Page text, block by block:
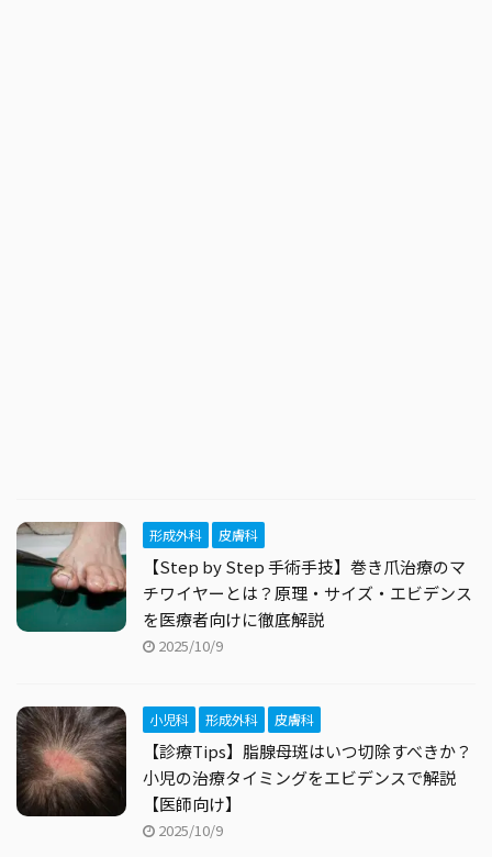
形成外科 皮膚科
【Step by Step 手術手技】巻き爪治療のマ
チワイヤーとは？原理・サイズ・エビデンス
を医療者向けに徹底解説
2025/10/9
小児科 形成外科 皮膚科
【診療Tips】脂腺母斑はいつ切除すべきか？
小児の治療タイミングをエビデンスで解説
【医師向け】
2025/10/9